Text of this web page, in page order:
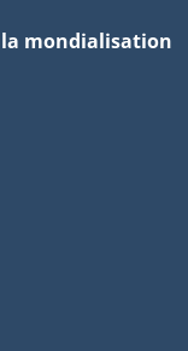
la mondialisation